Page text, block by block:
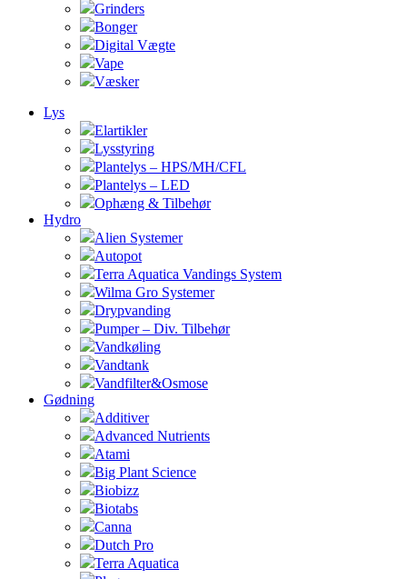
Grinders
Bonger
Digital Vægte
Vape
Væsker
Lys
Elartikler
Lysstyring
Plantelys – HPS/MH/CFL
Plantelys – LED
Ophæng & Tilbehør
Hydro
Alien Systemer
Autopot
Terra Aquatica Vandings System
Wilma Gro Systemer
Drypvanding
Pumper – Div. Tilbehør
Vandkøling
Vandtank
Vandfilter&Osmose
Gødning
Additiver
Advanced Nutrients
Atami
Big Plant Science
Biobizz
Biotabs
Canna
Dutch Pro
Terra Aquatica